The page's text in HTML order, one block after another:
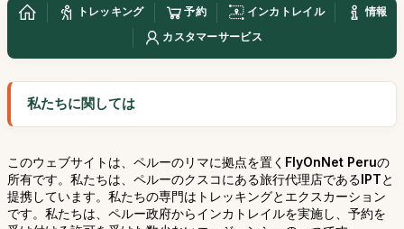
トレッキング 予約 インカトレイル
情報
カスタマーサービス
私たちに関しては
このウェブサイトは、ペルーのリマに拠点を置く FlyOnNet Peruの
所有です。私たちは、ペルーのクスコにある旅行代理店であるIPTと
提携しています。私たちの専門はトレッキングとエクスカーション
です。私たちは、ペルー政府からインカトレイルを実施し、予約を